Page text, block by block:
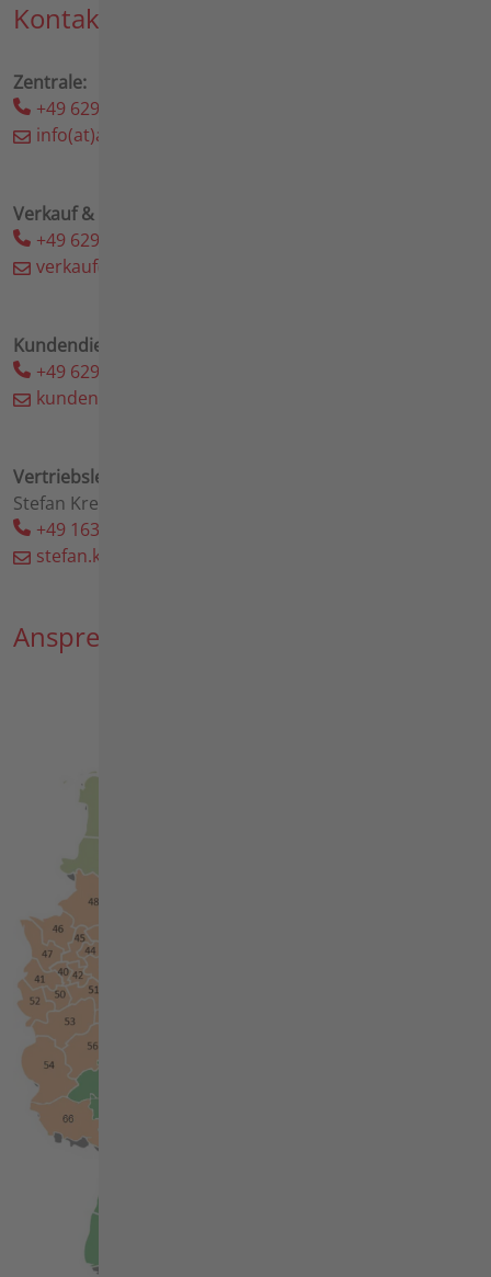
Kontakte
Zentrale:
+49 6298 39-0
info(at)agria(dot)de
Verkauf & Ersatzteile
+49 6298 39-192
verkauf(at)agria(dot)de
Kundendienst
+49 6298 39-191
kundendienst(at)agria(dot)de
Vertriebsleitung
Stefan Kremper
+49 163 65 39 210
stefan.kremper(at)agria(dot)de
Ansprechpartner Deutschland